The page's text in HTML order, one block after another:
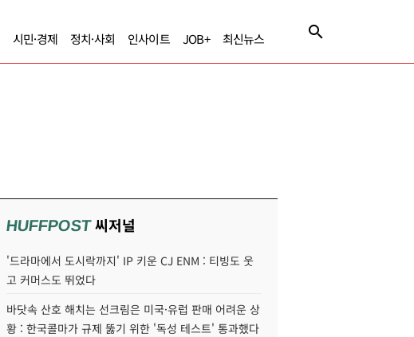
시민·경제 정치·사회 인사이트 JOB+ 최신뉴스
HUFFPOST씨저널
'드라마에서 도시락까지' IP 키운 CJ ENM : 티빙도 웃
고 커머스도 뛰었다
바닷속 산호 해치는 선크림은 미국·유럽 판매 어려운 상
황 : 한국콜마가 규제 뚫기 위한 '독성 테스트' 통과했다